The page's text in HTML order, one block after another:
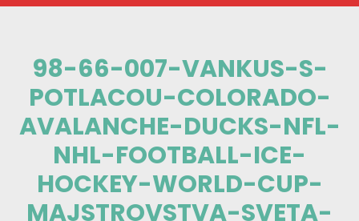
98-66-007-VANKUS-S-
POTLACOU-COLORADO-
AVALANCHE-DUCKS-NFL-
NHL-FOOTBALL-ICE-
HOCKEY-WORLD-CUP-
MAJSTROVSTVA-SVETA-